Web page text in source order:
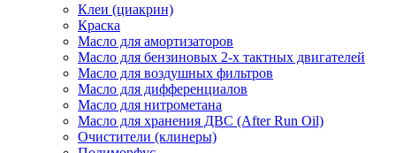
Клеи (циакрин)
Краска
Масло для амортизаторов
Масло для бензиновых 2-х тактных двигателей
Масло для воздушных фильтров
Масло для дифференциалов
Масло для нитрометана
Масло для хранения ДВС (After Run Oil)
Очистители (клинеры)